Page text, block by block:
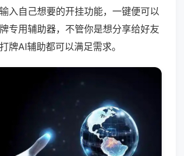
入自己想要的开挂功能，一键便可以
专用辅助器，不管你是想分享给好友
牌AI辅助都可以满足需求。